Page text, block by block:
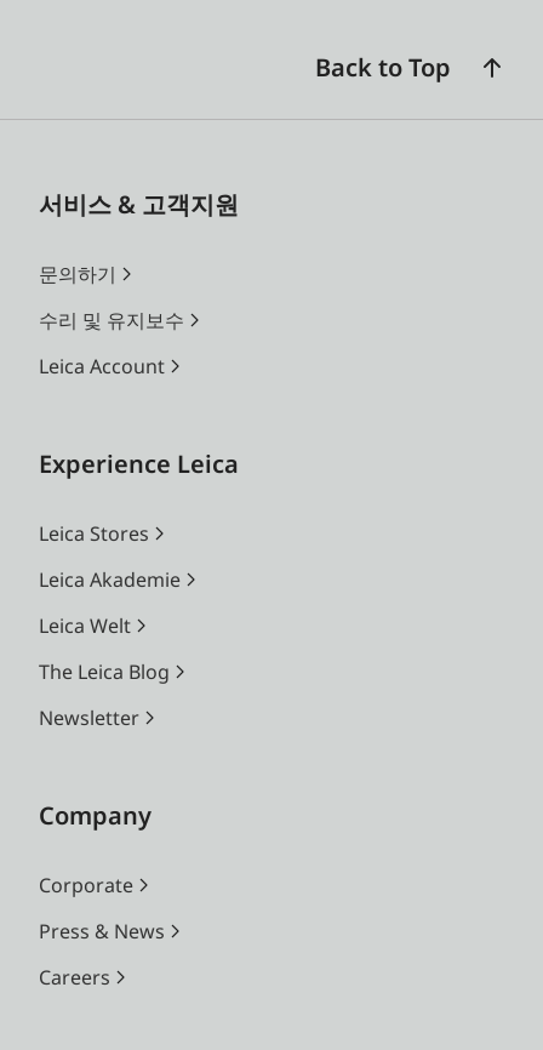
Back to Top
서비스 & 고객지원
문의하기
수리 및 유지보수
Leica Account
Experience Leica
Leica Stores
Leica Akademie
Leica Welt
The Leica Blog
Newsletter
Company
Corporate
Press & News
Careers